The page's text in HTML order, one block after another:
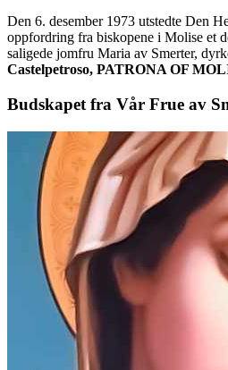
Den 6. desember 1973 utstedte Den
oppfordring fra biskopene i Molise et
saligede jomfru Maria av Smerter,
Castelpetroso, PATRONA OF
Budskapet fra Vår Frue av